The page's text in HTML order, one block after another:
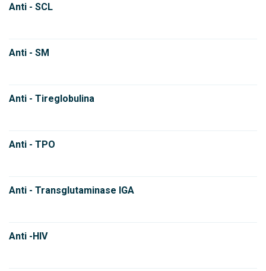
Anti - SCL
Anti - SM
Anti - Tireglobulina
Anti - TPO
Anti - Transglutaminase IGA
Anti -HIV